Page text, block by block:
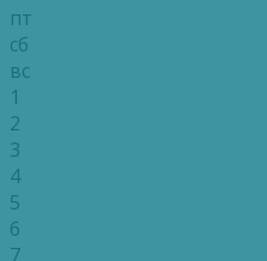
пт
сб
вс
1
2
3
4
5
6
7